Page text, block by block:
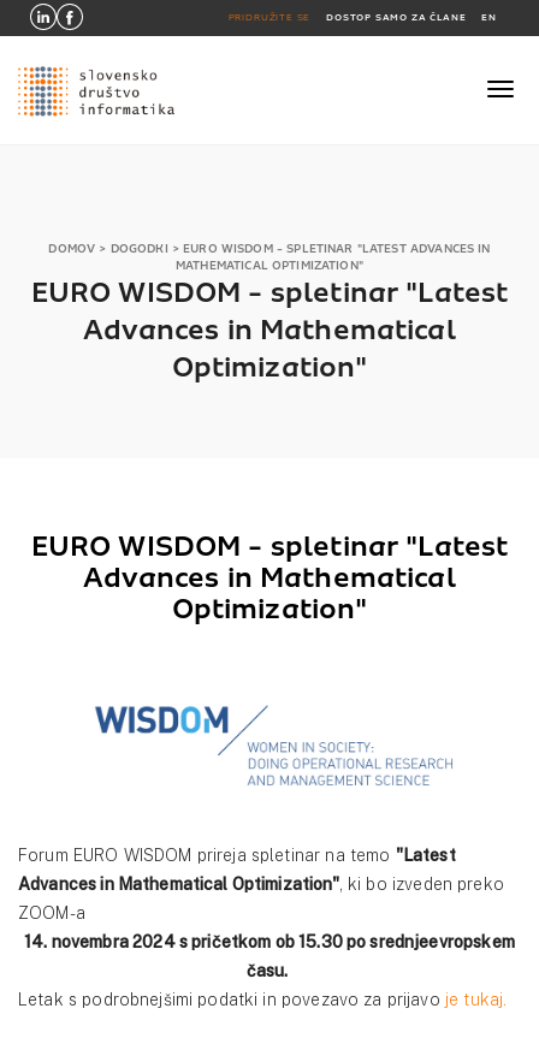
PRIDRUŽITE SE DOSTOP SAMO ZA ČLANE EN
DOMOV > DOGODKI > EURO WISDOM - SPLETINAR "LATEST ADVANCES IN
MATHEMATICAL OPTIMIZATION"
EURO WISDOM - spletinar "Latest
Advances in Mathematical
Optimization"
EURO WISDOM - spletinar "Latest
Advances in Mathematical
Optimization"
Forum EURO WISDOM prireja spletinar na temo "Latest
Advances in Mathematical Optimization", ki bo izveden preko
ZOOM-a
14. novembra 2024 s pričetkom ob 15.30 po srednjeevropskem
času.
Letak s podrobnejšimi podatki in povezavo za prijavo je tukaj.